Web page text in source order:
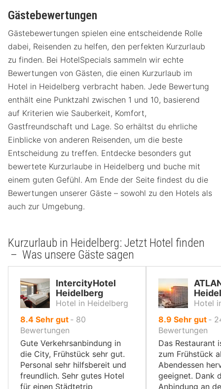
Gästebewertungen
Gästebewertungen spielen eine entscheidende Rolle
dabei, Reisenden zu helfen, den perfekten Kurzurlaub
zu finden. Bei HotelSpecials sammeln wir echte
Bewertungen von Gästen, die einen Kurzurlaub im
Hotel in Heidelberg verbracht haben. Jede Bewertung
enthält eine Punktzahl zwischen 1 und 10, basierend
auf Kriterien wie Sauberkeit, Komfort,
Gastfreundschaft und Lage. So erhältst du ehrliche
Einblicke von anderen Reisenden, um die beste
Entscheidung zu treffen. Entdecke besonders gut
bewertete Kurzurlaube in Heidelberg und buche mit
einem guten Gefühl. Am Ende der Seite findest du die
Bewertungen unserer Gäste – sowohl zu den Hotels als
auch zur Umgebung.
Kurzurlaub in Heidelberg: Jetzt Hotel finden
– Was unsere Gäste sagen
IntercityHotel
Heidelberg
Hotel in Heidelberg
8.4von
10,
Sehr gut ‐ 80
Bewertungen
Gute Verkehrsanbindung in
die City, Frühstück sehr gut.
Personal sehr hilfsbereit und
freundlich. Sehr gutes Hotel
für einen Städtetrip
Hotel
8.9 von
10,
Sehr gut ‐
Bewertungen
Das Restaurant
zum Frühstück
Abendessen
geeignet. Dank
Anbindung an